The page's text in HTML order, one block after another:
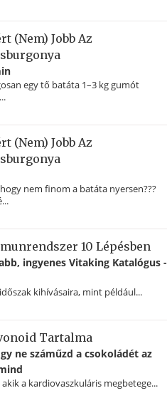
(nem) Jobb Az
egy tő batáta 1–3 kg gumót
(nem) Jobb Az
nem finom a batáta nyersen???
10 Lépésben
ingyenes Vitaking Katalógus -
kihívásaira, mint például...
Tartalma
ne száműzd a csokoládét az
a kardiovaszkuláris megbetege...